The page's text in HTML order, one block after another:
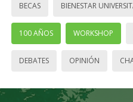
BECAS BIENESTAR
100 AÑOS WORKSHOP
DEBATES OPINIÓN